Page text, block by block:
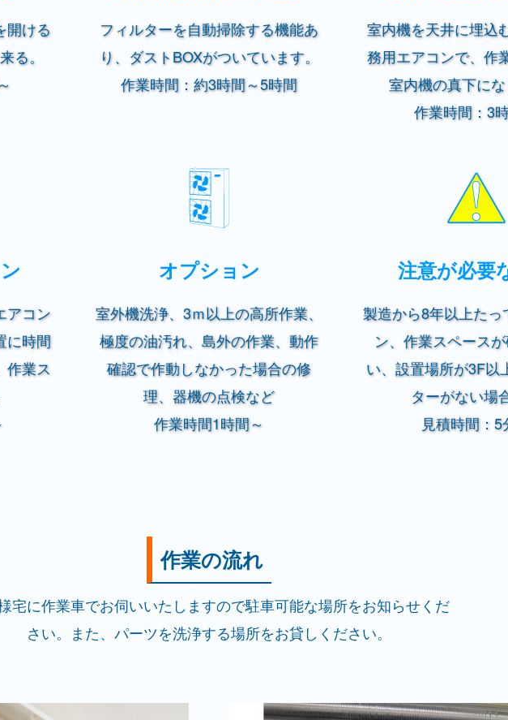
開ける
る。
フィルターを自動掃除する機能あ
り、ダストBOXがついています。
作業時間：約3時間～5時間
室内機を天井に埋込
務用エアコンで、作
室内機の真下にな
作業時間：3
アコン
に時間
作業ス
オプション
室外機洗浄、3ｍ以上の高所作業、
極度の油汚れ、島外の作業、動作
確認で作動しなかった場合の修
理、器機の点検など
作業時間1時間～
注意が必要
製造から8年以上たっ
ン、作業スペース
い、設置場所が3F以
ターがない場
見積時間：5
作業の流れ
宅に作業車でお伺いいたしますので駐車可能な場所をお知らせくだ
さい。また、パーツを洗浄する場所をお貸しください。